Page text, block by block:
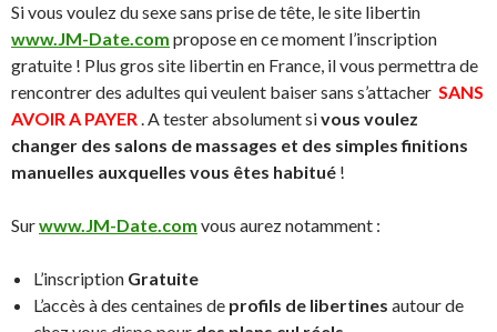
Si vous voulez du sexe sans prise de tête, le site libertin
www.JM-Date.com propose en ce moment l’inscription
gratuite ! Plus gros site libertin en France, il vous permettra de
rencontrer des adultes qui veulent baiser sans s’attacher SANS
AVOIR A PAYER. A tester absolument sivous voulez
changer des salons de massages et des simples finitions
manuelles auxquelles vous êtes habitué !
Surwww.JM-Date.com vous aurez notamment :
L’inscription Gratuite
L’accès à des centaines de profils de libertines autour de